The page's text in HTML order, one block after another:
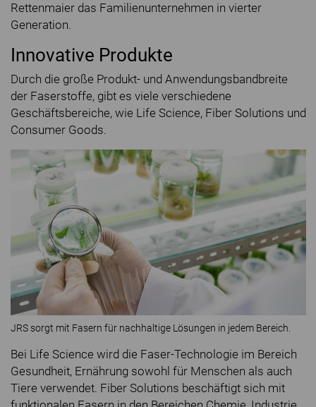
Rettenmaier das Familienunternehmen in vierter
Generation.
Innovative Produkte
Durch die große Produkt- und Anwendungsbandbreite
der Faserstoffe, gibt es viele verschiedene
Geschäftsbereiche, wie Life Science, Fiber Solutions und
Consumer Goods.
JRS sorgt mit Fasern für nachhaltige Lösungen in jedem Bereich.
Bei Life Science wird die Faser-Technologie im Bereich
Gesundheit, Ernährung sowohl für Menschen als auch
Tiere verwendet. Fiber Solutions beschäftigt sich mit